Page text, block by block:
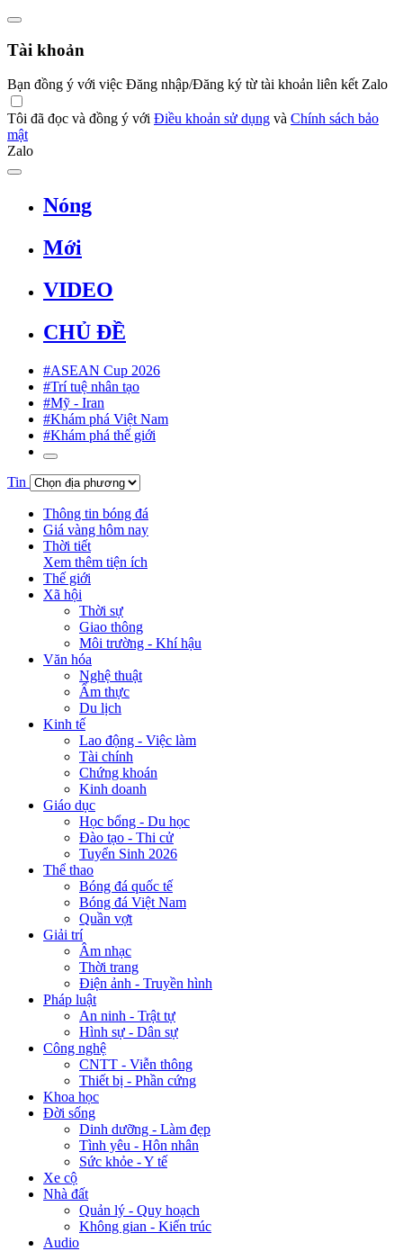
Tài khoản
Bạn đồng ý với việc Đăng nhập/Đăng ký từ tài khoản liên kết Zalo
Tôi đã đọc và đồng ý với Điều khoản sử dụng và Chính sách bảo
mật
Zalo
Nóng
Mới
VIDEO
CHỦ ĐỀ
#ASEAN Cup 2026
#Trí tuệ nhân tạo
#Mỹ - Iran
#Khám phá Việt Nam
#Khám phá thế giới
Tin
Thông tin bóng đá
Giá vàng hôm nay
Thời tiết
Xem thêm tiện ích
Thế giới
Xã hội
Thời sự
Giao thông
Môi trường - Khí hậu
Văn hóa
Nghệ thuật
Ẩm thực
Du lịch
Kinh tế
Lao động - Việc làm
Tài chính
Chứng khoán
Kinh doanh
Giáo dục
Học bổng - Du học
Đào tạo - Thi cử
Tuyển Sinh 2026
Thể thao
Bóng đá quốc tế
Bóng đá Việt Nam
Quần vợt
Giải trí
Âm nhạc
Thời trang
Điện ảnh - Truyền hình
Pháp luật
An ninh - Trật tự
Hình sự - Dân sự
Công nghệ
CNTT - Viễn thông
Thiết bị - Phần cứng
Khoa học
Đời sống
Dinh dưỡng - Làm đẹp
Tình yêu - Hôn nhân
Sức khỏe - Y tế
Xe cộ
Nhà đất
Quản lý - Quy hoạch
Không gian - Kiến trúc
Audio